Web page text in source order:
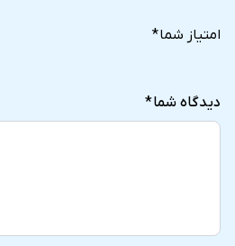
امتیاز شما*
دیدگاه شما*